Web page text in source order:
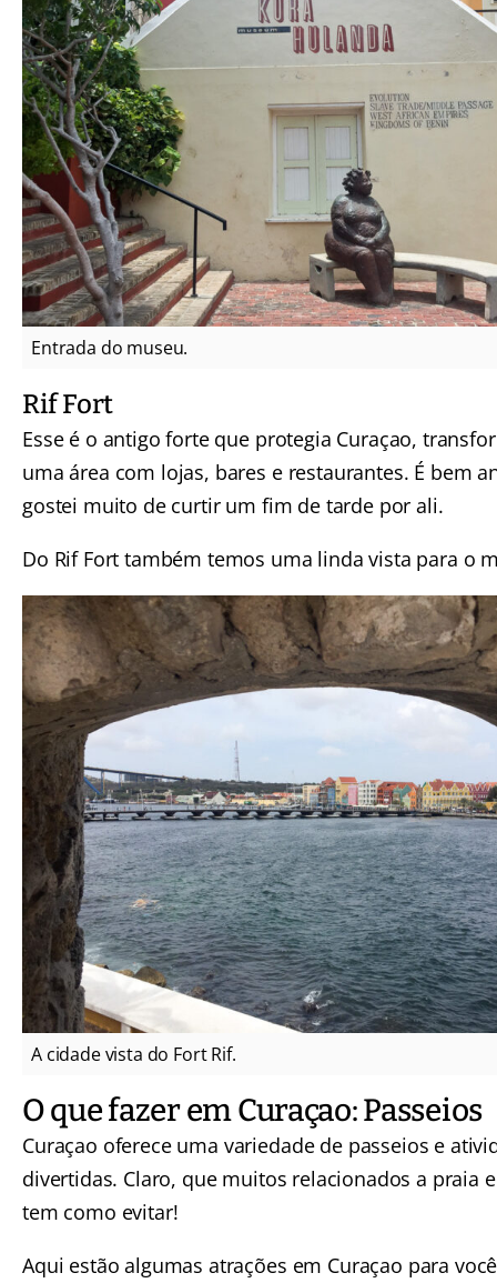
Entrada do museu.
Rif Fort
Esse é o antigo forte que protegia Curaçao,
uma área com lojas, bares e restaurantes. É bem
gostei muito de curtir um fim de tarde por ali.
Do Rif Fort também temos uma linda vista para o
A cidade vista do Fort Rif.
O que fazer em Curaçao: Passeios
Curaçao oferece uma variedade de passeios e
divertidas. Claro, que muitos relacionados a praia
tem como evitar!
Aqui estão algumas atrações em Curaçao para